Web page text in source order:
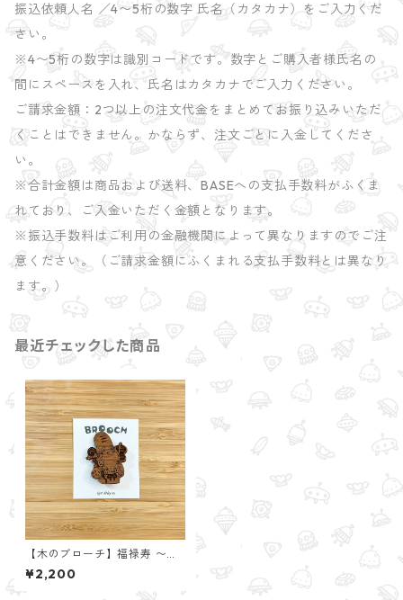
振込依頼人名 ／4〜5桁の数字 氏名（カタカナ）をご入力くだ
さい。
※4〜5桁の数字は識別コードです。数字とご購入者様氏名の
間にスペースを入れ、氏名はカタカナでご入力ください。
ご請求金額：2つ以上の注文代金をまとめてお振り込みいただ
くことはできません。かならず、注文ごとに入金してくださ
い。
※合計金額は商品および送料、BASEへの支払手数料がふくま
れており、ご入金いただく金額となります。
※振込手数料はご利用の金融機関によって異なりますのでご注
意ください。（ご請求金額にふくまれる支払手数料とは異なり
ます。）
最近チェックした商品
【木のブローチ】福禄寿 〜七
福神〜
¥2,200